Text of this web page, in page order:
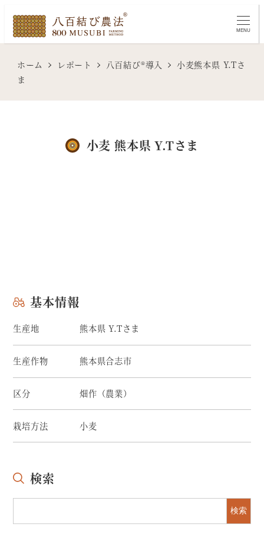
メ
イ
ン
MENU
ホーム レポート 八百結び®導入
小麦熊本県 Y.Tさ
ま
小麦 熊本県 Y.Tさま
基本情報
生産地 熊本県 Y.Tさま
生産作物 熊本県合志市
区分 畑作（農業）
栽培方法 小麦
検索
検索